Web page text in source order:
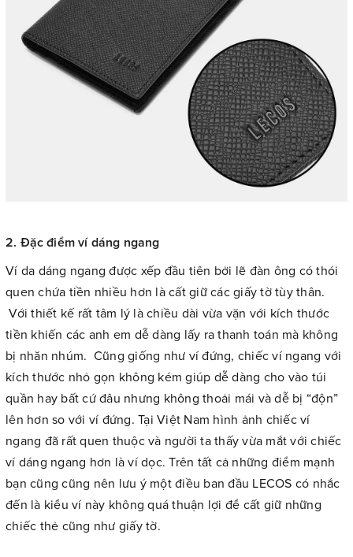
2. Đặc điểm ví dáng ngang
Ví da dáng ngang được xếp đầu tiên bởi lẽ đàn ông có thói
quen chứa tiền nhiều hơn là cất giữ các giấy tờ tùy thân.
Với thiết kế rất tâm lý là chiều dài vừa vặn với kích thước
tiền khiến các anh em dễ dàng lấy ra thanh toán mà không
bị nhăn nhúm. Cũng giống như ví đứng, chiếc ví ngang với
kích thước nhỏ gọn không kém giúp dễ dàng cho vào túi
quần hay bất cứ đâu nhưng không thoải mái và dễ bị “độn”
lên hơn so với ví đứng. Tại Việt Nam hình ảnh chiếc ví
ngang đã rất quen thuộc và người ta thấy vừa mắt với chiếc
ví dáng ngang hơn là ví dọc. Trên tất cả những điểm mạnh
bạn cũng cũng nên lưu ý một điều ban đầu LECOS có nhắc
đến là kiểu ví này không quá thuận lợi để cất giữ những
chiếc thẻ cũng như giấy tờ.